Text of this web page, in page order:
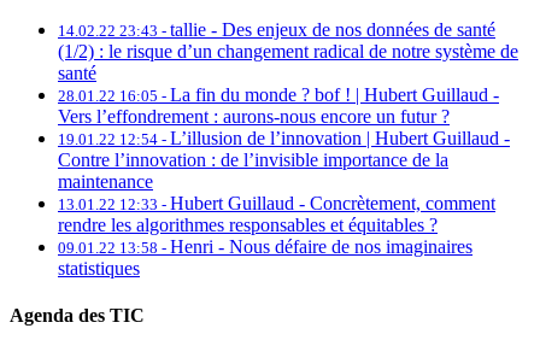
14.02.22 23:43 - tallie - Des enjeux de nos données de santé
(1/2) : le risque d’un changement radical de notre système de
santé
28.01.22 16:05 - La fin du monde ? bof ! | Hubert Guillaud -
Vers l’effondrement : aurons-nous encore un futur ?
19.01.22 12:54 - L’illusion de l’innovation | Hubert Guillaud -
Contre l’innovation : de l’invisible importance de la
maintenance
13.01.22 12:33 - Hubert Guillaud - Concrètement, comment
rendre les algorithmes responsables et équitables ?
09.01.22 13:58 - Henri - Nous défaire de nos imaginaires
statistiques
Agenda des TIC